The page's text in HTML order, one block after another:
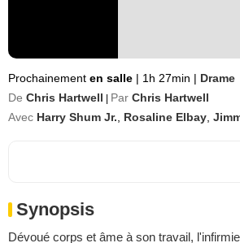
Prochainement en salle | 1h 27min | Drame
De Chris Hartwell Par Chris Hartwell
Avec Harry Shum Jr. Rosaline Elbay
Synopsis
Dévoué corps et âme à son travail,